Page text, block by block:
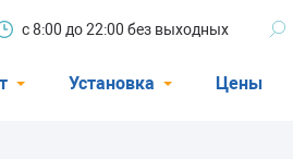
с 8:00 до 22:00 без выходных
Установка Цены